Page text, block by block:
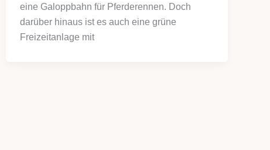
eine Galoppbahn für Pferderennen. Doch
darüber hinaus ist es auch eine grüne
Freizeitanlage mit